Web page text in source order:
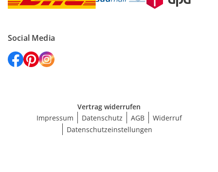
Social Media
Vertrag widerrufen
Impressum
Datenschutz AGB
Widerruf
Datenschutzeinstellungen